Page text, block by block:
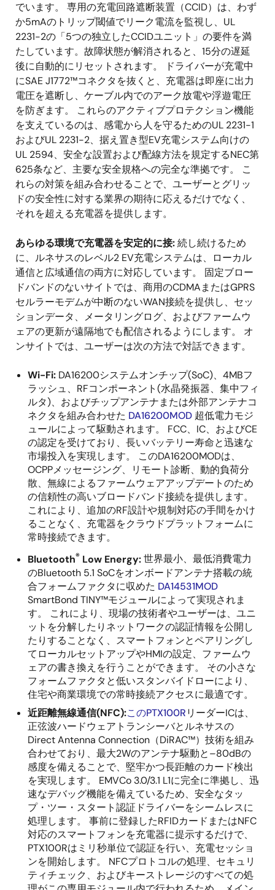
でいます。 専用の充電回路遮断装置（CCID）は、わず
か5mAのトリップ閾値でリーク電流を監視し、UL
2231-2の「5つの独立したCCIDユニット」の要件を満
たしています。故障状態が解消されると、15分の遅延
後に自動的にリセットされます。 ドライバーが充電中
にSAE J1772™コネクタを抜くと、充電器は即座に出力
電圧を遮断し、ケーブル内でのアーク放電や浮遊電圧
を防ぎます。 これらのアクティブプロテクション機能
を支えているのは、感電から人を守るためのUL 2231-1
およびUL 2231-2、据え置き型EV充電システム向けの
UL 2594、安全な設置および配線方法を規定するNEC第
625条など、主要な安全規格への完全な準拠です。 こ
れらの対策を組み合わせることで、ユーザーとグリッ
ドの安全性に対する業界の期待に応えるだけでなく、
それを超える充電器を提供します。
あらゆる環境で充電器を安定的に接:続し続けるため
に、ルネサスのレベル2 EV充電システムは、ローカル
通信と広域通信の両方に対応しています。 固定ブロー
ドバンドのないサイトでは、商用のCDMAまたはGPRS
セルラーモデムが中断のないWAN接続を提供し、セッ
ションデータ、メータリングログ、およびファームウ
ェアの更新が遠隔地でも配信されるようにします。 オ
ンサイトでは、ユーザーは次の方法で対話できます。
Wi-Fi: DA16200システムオンチップ(SoC)、4MBフ
ラッシュ、RFコンポーネント(水晶発振器、集中フィ
ルタ)、およびチップアンテナまたは外部アンテナコ
ネクタを組み合わせた DA16200MOD 超低電力モジ
ュールによって駆動されます。 FCC、IC、およびCE
の認定を受けており、長いバッテリー寿命と迅速な
市場投入を実現します。 このDA16200MODは、
OCPPメッセージング、リモート診断、動的負荷分
散、無線によるファームウェアアップデートのため
の信頼性の高いブロードバンド接続を提供します。
これにより、追加のRF設計や規制対応の手間をかけ
ることなく、充電器をクラウドプラットフォームに
常時接続できます。
Bluetooth® Low Energy:世界最小、最低消費電力
のBluetooth 5.1 SoCをオンボードアンテナ搭載の統
合フォームファクタに収めた DA14531MOD
SmartBond TINY™モジュールによって実現されま
す。 これにより、現場の技術者やユーザーは、ユニ
ットを分解したりネットワークの認証情報を公開し
たりすることなく、スマートフォンとペアリングし
てローカルセットアップやHMIの設定、ファームウ
ェアの書き換えを行うことができます。 その小さな
フォームファクタと低いスタンバイドローにより、
住宅や商業環境での常時接続アクセスに最適です。
近距離無線通信(NFC):このPTX100RリーダーICは、
正弦波ハードウェアトランシーバとルネサスの
Direct Antenna Connection（DiRAC™）技術を組み
合わせており、最大2Wのアンテナ駆動と–80dBの
感度を備えることで、堅牢かつ長距離のカード検出
を実現します。 EMVCo 3.0/3.1 L1に完全に準拠し、迅
速なデバッグ機能を備えているため、安全なタッ
プ・ツー・スタート認証ドライバーをシームレスに
処理します。 事前に登録したRFIDカードまたはNFC
対応のスマートフォンを充電器に提示するだけで、
PTX100Rはミリ秒単位で認証を行い、充電セッショ
ンを開始します。 NFCプロトコルの処理、セキュリ
ティチェック、およびキーストレージのすべての処